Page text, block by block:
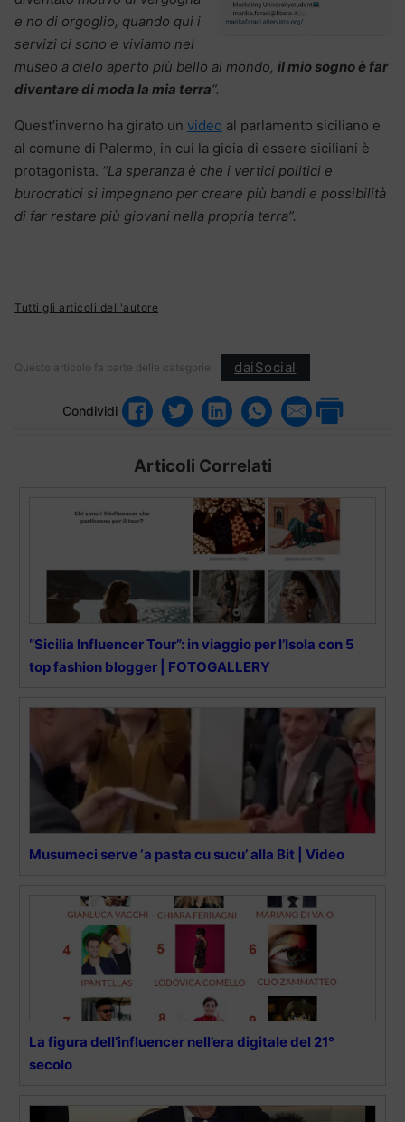
e no di orgoglio, quando qui i
servizi ci sono e viviamo nel
museo a cielo aperto più bello al mondo, il mio sogno è far
diventare di moda la mia terra“.
Quest’inverno ha girato un video al parlamento siciliano e
al comune di Palermo, in cui la gioia di essere siciliani è
protagonista. “La speranza è che i vertici politici e
burocratici si impegnano per creare più bandi e possibilità
di far restare più giovani nella propria terra”.
Tutti gli articoli dell'autore
Questo articolo fa parte delle categorie: daiSocial
Condividi
Articoli Correlati
“Sicilia Influencer Tour”: in viaggio per l’Isola con 5
top fashion blogger | FOTOGALLERY
Musumeci serve ‘a pasta cu sucu’ alla Bit | Video
La figura dell’influencer nell’era digitale del 21°
secolo